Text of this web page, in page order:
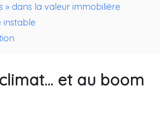
» dans la valeur immobilière
instable
et au boom